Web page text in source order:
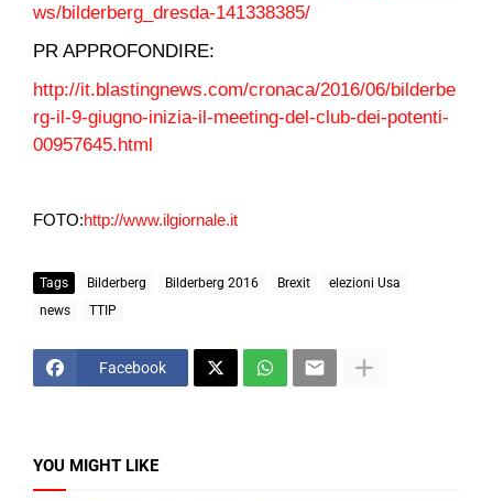
ws/bilderberg_dresda-141338385/
PR APPROFONDIRE:
http://it.blastingnews.com/cronaca/2016/06/bilderbe
rg-il-9-giugno-inizia-il-meeting-del-club-dei-potenti-
00957645.html
FOTO:http://www.ilgiornale.it
Tags Bilderberg Bilderberg 2016 Brexit
elezioni Usa
news
TTIP
Facebook
YOU MIGHT LIKE